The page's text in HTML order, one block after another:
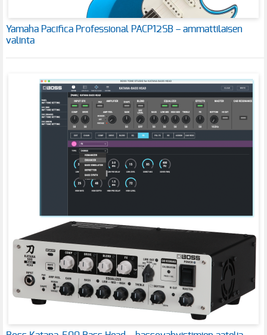
Yamaha Pacifica Professional PACP12SB – ammattilaisen
valinta